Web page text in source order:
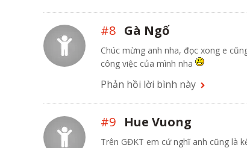
#8 Gà Ngố
Chúc mừng anh nha, đọc xong e
công việc của mình nha
Phản hồi lời bình này
#9 Hue Vuong
Trên GĐKT em cứ nghĩ anh cũng là